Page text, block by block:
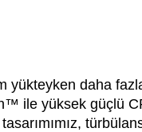
yükteyken daha
ile yüksek güçlü